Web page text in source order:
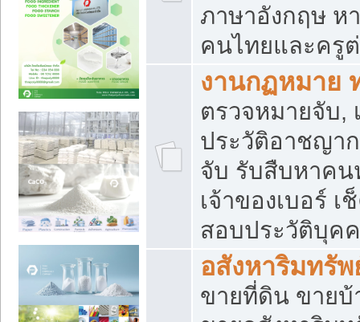
ภาษาอังกฤษ ห
คนไทยและครู
งานกฏหมาย
ตรวจหมายจับ,
ประวัติอาชญา
จับ รับสืบหาคน
เจ้าของเบอร์
สอบประวัติบุค
อสังหาริมทรัพ
ขายที่ดิน ขายบ้